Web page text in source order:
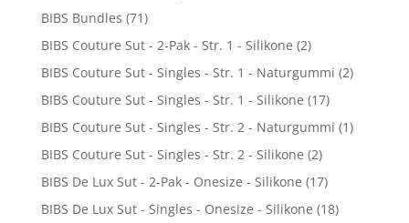
BIBS Bundles (71)
BIBS Couture Sut - 2-Pak - Str. 1 - Silikone (2)
BIBS Couture Sut - Singles - Str. 1 - Naturgummi (2)
BIBS Couture Sut - Singles - Str. 1 - Silikone (17)
BIBS Couture Sut - Singles - Str. 2 - Naturgummi (1)
BIBS Couture Sut - Singles - Str. 2 - Silikone (2)
BIBS De Lux Sut - 2-Pak - Onesize - Silikone (17)
BIBS De Lux Sut - Singles - Onesize - Silikone (18)